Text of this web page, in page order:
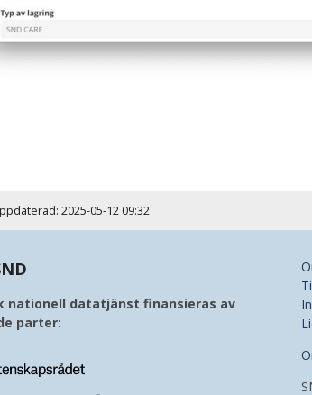
2025-05-12 09:32
nationell datatjänst finansieras av
parter: